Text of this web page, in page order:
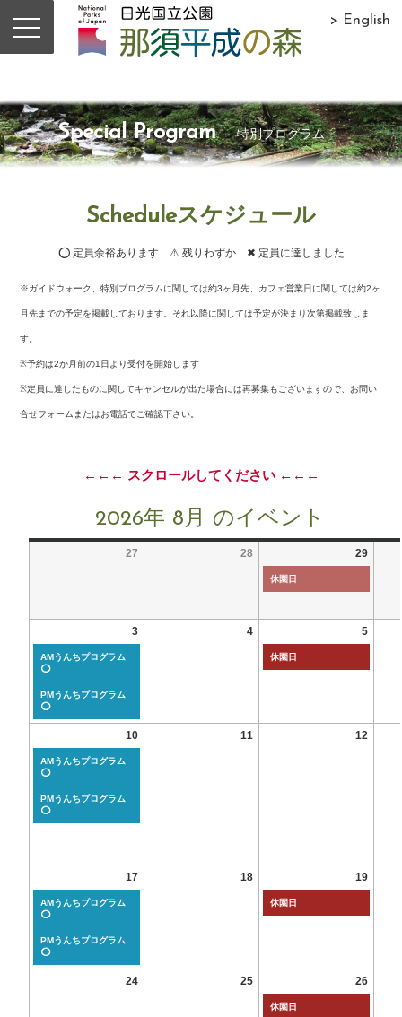
> English
Special Program 特別プログラム
Scheduleスケジュール
⭕ 定員余裕あります ⚠ 残りわずか ✖ 定員に達しました
※ガイドウォーク、特別プログラムに関しては約3ヶ月先、カフェ営業日に関しては約2ヶ
月先までの予定を掲載しております。それ以降に関しては予定が決まり次第掲載致しま
す。
※予約は2か月前の1日より受付を開始します
※定員に達したものに関してキャンセルが出た場合には再募集もございますので、お問い
合せフォームまたはお電話でご確認下さい。
←←← スクロールしてください ←←←
2026年 8月 のイベント
27 28 29
休園日
3
AMうんちプログラム
⭕
PMうんちプログラム
⭕
4 5
休園日
10
AMうんちプログラム
⭕
PMうんちプログラム
⭕
11 12
17
AMうんちプログラム
⭕
PMうんちプログラム
⭕
18 19
休園日
24 25 26
休園日